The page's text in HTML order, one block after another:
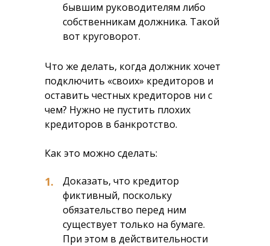
бывшим руководителям либо
собственникам должника. Такой
вот круговорот.
Что же делать, когда должник хочет
подключить «своих» кредиторов и
оставить честных кредиторов ни с
чем? Нужно не пустить плохих
кредиторов в банкротство.
Как это можно сделать:
Доказать, что кредитор
фиктивный, поскольку
обязательство перед ним
существует только на бумаге.
При этом в действительности
1.